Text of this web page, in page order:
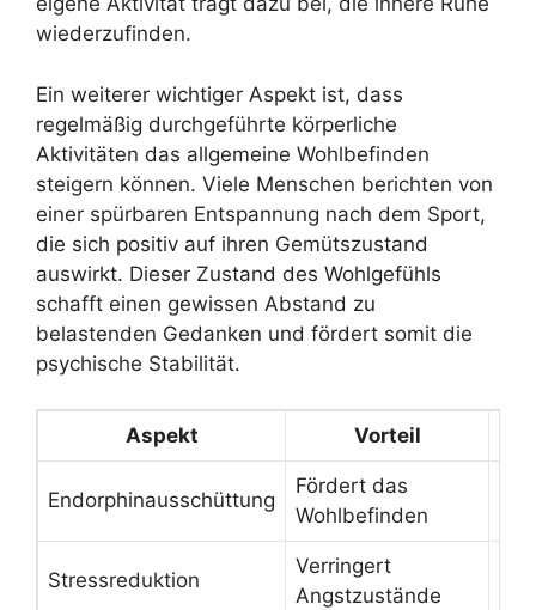
wiederzufinden.
Ein weiterer wichtiger Aspekt ist, dass
regelmäßig durchgeführte körperliche
Aktivitäten das allgemeine Wohlbefinden
steigern können. Viele Menschen berichten von
einer spürbaren Entspannung nach dem Sport,
die sich positiv auf ihren Gemütszustand
auswirkt. Dieser Zustand des Wohlgefühls
schafft einen gewissen Abstand zu
belastenden Gedanken und fördert somit die
psychische Stabilität.
Aspekt Vorteil
Endorphinausschüttung
Fördert das
Wohlbefinden
Stressreduktion
Verringert
Angstzustände